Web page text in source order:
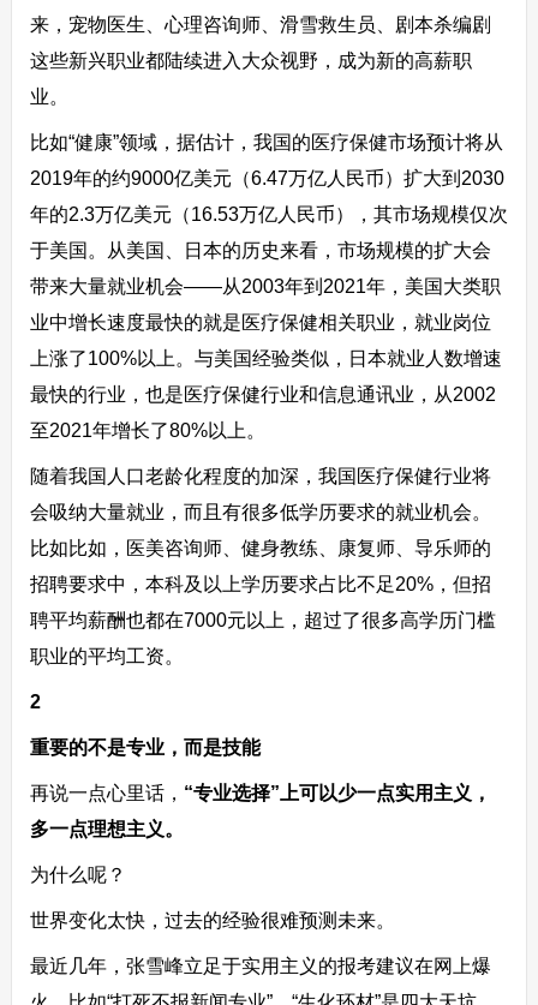
来，宠物医生、心理咨询师、滑雪救生员、剧本杀编剧
这些新兴职业都陆续进入大众视野，成为新的高薪职
业。
比如“健康”领域，据估计，我国的医疗保健市场预计将从
2019年的约9000亿美元（6.47万亿人民币）扩大到2030
年的2.3万亿美元（16.53万亿人民币），其市场规模仅次
于美国。从美国、日本的历史来看，市场规模的扩大会
带来大量就业机会——从2003年到2021年，美国大类职
业中增长速度最快的就是医疗保健相关职业，就业岗位
上涨了100%以上。与美国经验类似，日本就业人数增速
最快的行业，也是医疗保健行业和信息通讯业，从2002
至2021年增长了80%以上。
随着我国人口老龄化程度的加深，我国医疗保健行业将
会吸纳大量就业，而且有很多低学历要求的就业机会。
比如比如，医美咨询师、健身教练、康复师、导乐师的
招聘要求中，本科及以上学历要求占比不足20%，但招
聘平均薪酬也都在7000元以上，超过了很多高学历门槛
职业的平均工资。
2
重要的不是专业，而是技能
再说一点心里话， “专业选择”上可以少一点实用主义，
多一点理想主义。
为什么呢？
世界变化太快，过去的经验很难预测未来。
最近几年，张雪峰立足于实用主义的报考建议在网上爆